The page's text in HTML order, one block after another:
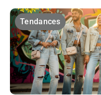
Tendances